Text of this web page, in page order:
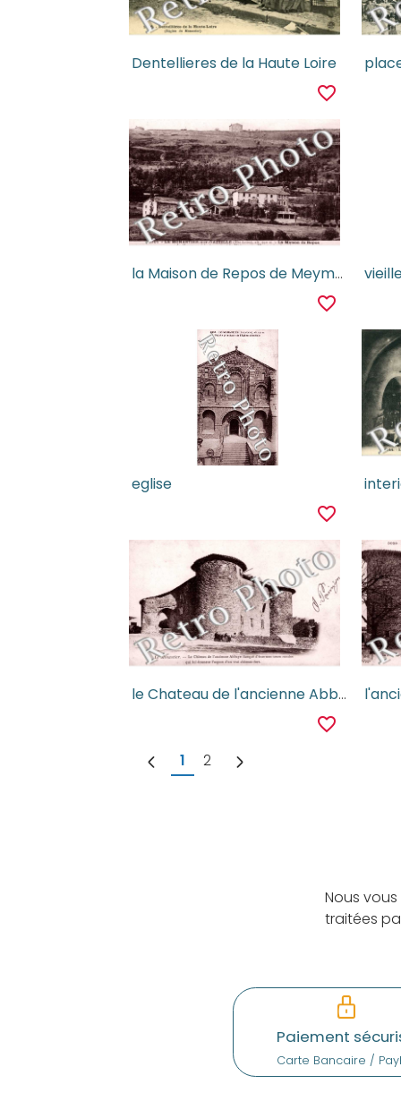
Dentellieres de la Haute Loire
favorite_border
la Maison de Repos de Meymac et le Village du Mont
favorite_border
eglise
favorite_border
le Chateau de l'ancienne Abbaye flanque d'enormes tours rondes
favorite_border
1 2
Nous
traitées
Paiement
Carte Bancaire /